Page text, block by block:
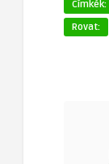
Címkék:
Rovat: